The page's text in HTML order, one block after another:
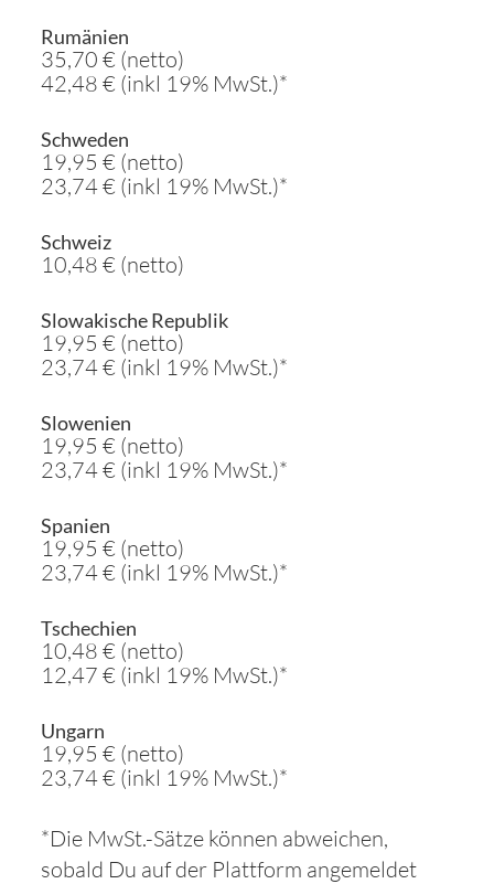
Rumänien
35,70 € (netto)
42,48 € (inkl 19% MwSt.)*
Schweden
19,95 € (netto)
23,74 € (inkl 19% MwSt.)*
Schweiz
10,48 € (netto)
Slowakische Republik
19,95 € (netto)
23,74 € (inkl 19% MwSt.)*
Slowenien
19,95 € (netto)
23,74 € (inkl 19% MwSt.)*
Spanien
19,95 € (netto)
23,74 € (inkl 19% MwSt.)*
Tschechien
10,48 € (netto)
12,47 € (inkl 19% MwSt.)*
Ungarn
19,95 € (netto)
23,74 € (inkl 19% MwSt.)*
*Die MwSt.-Sätze können abweichen,
sobald Du auf der Plattform angemeldet